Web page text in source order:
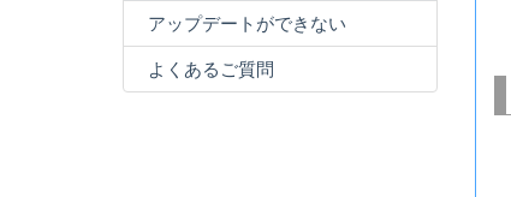
アップデートができない
よくあるご質問